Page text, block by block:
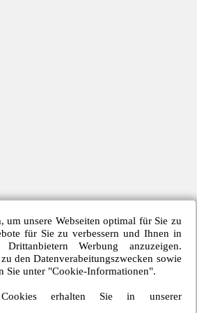
um unsere Webseiten optimal für Sie zu
für Sie zu verbessern und Ihnen in
Drittanbietern Werbung anzuzeigen.
den Datenverabeitungszwecken sowie
Sie unter "Cookie-Informationen".
erhalten Sie in unserer